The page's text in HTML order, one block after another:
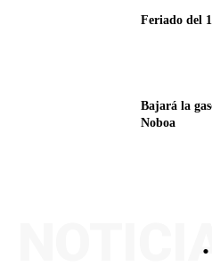
Feriado del
Bajará la
Noboa
.